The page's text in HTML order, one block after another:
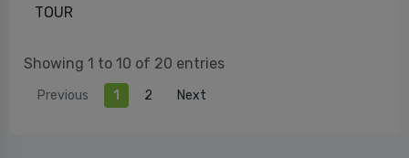
TOUR
Showing 1 to 10 of 20 entries
Previous 1 2 Next